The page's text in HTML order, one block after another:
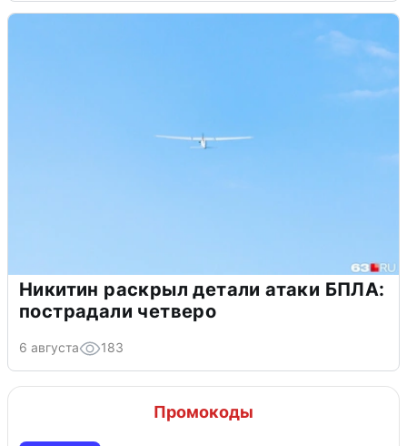
Никитин раскрыл детали атаки БПЛА:
пострадали четверо
6 августа 183
Промокоды